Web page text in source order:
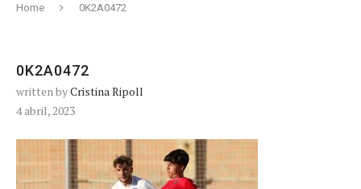
Home 0K2A0472
0K2A0472
written byCristina Ripoll
4 abril, 2023